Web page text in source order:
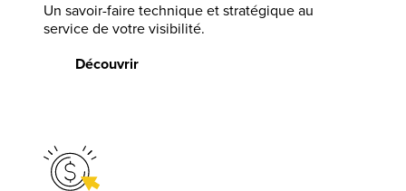
Un savoir-faire technique et stratégique au
service de votre visibilité.
Découvrir